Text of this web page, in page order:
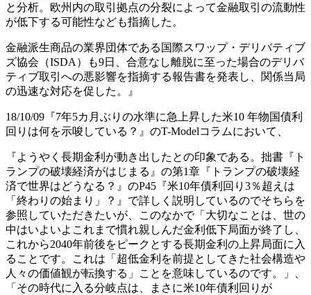
と分析。欧州内の取引拠点の分裂によって金融取引の流動性
が低下する可能性なども指摘した。
金融派生商品の業界団体である国際スワップ・デリバティブ
ズ協会（ISDA）も9日、合意なし離脱に至った場合のデリバ
ティブ取引への悪影響を指摘する報告書を発表し、関係当局
の迅速な対応を促した。』
18/10/09『7年5カ月ぶりの水準に急上昇した米10 年物国債利
回りは何を示唆している？』のT-Modelコラムにおいて、
『ようやく長期金利が動き出したとの印象である。拙書『ト
ランプの破壊経済がはじまる』の第1章『トランプの破壊経
済で世界はどうなる？』のP45『米10年債利回り3％超えは
「終わりの始まり」？』で詳しく説明しているのでそちらを
参照していただきたいが、このなかで「大切なことは、世の
中はいよいよこれまで慣れ親しんだ金利低下局面が終了し、
これから2040年前後をピークとする長期金利の上昇局面に入
ることです。これは「超低金利を前提としてきた社会構造や
人々の価値観が転換する」ことを意味しているのです。」、
「その時代に入る分岐点は、まさに米10年債利回りが